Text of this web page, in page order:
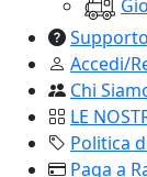
Supporto
Accedi/
Chi
LE
Politica
Paga a